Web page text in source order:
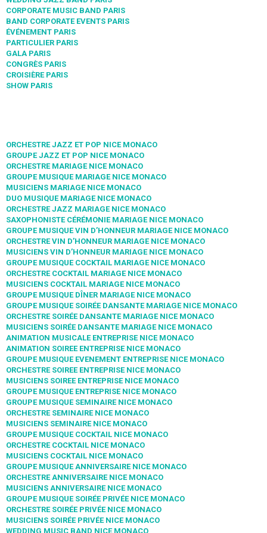
CORPORATE MUSIC BAND PARIS
BAND CORPORATE EVENTS PARIS
ÉVÉNEMENT PARIS
PARTICULIER PARIS
GALA PARIS
CONGRÈS PARIS
CROISIÈRE PARIS
SHOW PARIS
ORCHESTRE JAZZ ET POP NICE MONACO
GROUPE JAZZ ET POP NICE MONACO
ORCHESTRE MARIAGE NICE MONACO
GROUPE MUSIQUE MARIAGE NICE MONACO
MUSICIENS MARIAGE NICE MONACO
DUO MUSIQUE MARIAGE NICE MONACO
ORCHESTRE JAZZ MARIAGE NICE MONACO
SAXOPHONISTE CÉRÉMONIE MARIAGE NICE MONACO
GROUPE MUSIQUE VIN D’HONNEUR MARIAGE NICE MONACO
ORCHESTRE VIN D’HONNEUR MARIAGE NICE MONACO
MUSICIENS VIN D’HONNEUR MARIAGE NICE MONACO
GROUPE MUSIQUE COCKTAIL MARIAGE NICE MONACO
ORCHESTRE COCKTAIL MARIAGE NICE MONACO
MUSICIENS COCKTAIL MARIAGE NICE MONACO
GROUPE MUSIQUE DÎNER MARIAGE NICE MONACO
GROUPE MUSIQUE SOIRÉE DANSANTE MARIAGE NICE MONACO
ORCHESTRE SOIRÉE DANSANTE MARIAGE NICE MONACO
MUSICIENS SOIRÉE DANSANTE MARIAGE NICE MONACO
ANIMATION MUSICALE ENTREPRISE NICE MONACO
ANIMATION SOIREE ENTREPRISE NICE MONACO
GROUPE MUSIQUE EVENEMENT ENTREPRISE NICE MONACO
ORCHESTRE SOIREE ENTREPRISE NICE MONACO
MUSICIENS SOIREE ENTREPRISE NICE MONACO
GROUPE MUSIQUE ENTREPRISE NICE MONACO
GROUPE MUSIQUE SEMINAIRE NICE MONACO
ORCHESTRE SEMINAIRE NICE MONACO
MUSICIENS SEMINAIRE NICE MONACO
GROUPE MUSIQUE COCKTAIL NICE MONACO
ORCHESTRE COCKTAIL NICE MONACO
MUSICIENS COCKTAIL NICE MONACO
GROUPE MUSIQUE ANNIVERSAIRE NICE MONACO
ORCHESTRE ANNIVERSAIRE NICE MONACO
MUSICIENS ANNIVERSAIRE NICE MONACO
GROUPE MUSIQUE SOIRÉE PRIVÉE NICE MONACO
ORCHESTRE SOIRÉE PRIVÉE NICE MONACO
MUSICIENS SOIRÉE PRIVÉE NICE MONACO
WEDDING MUSIC BAND NICE MONACO